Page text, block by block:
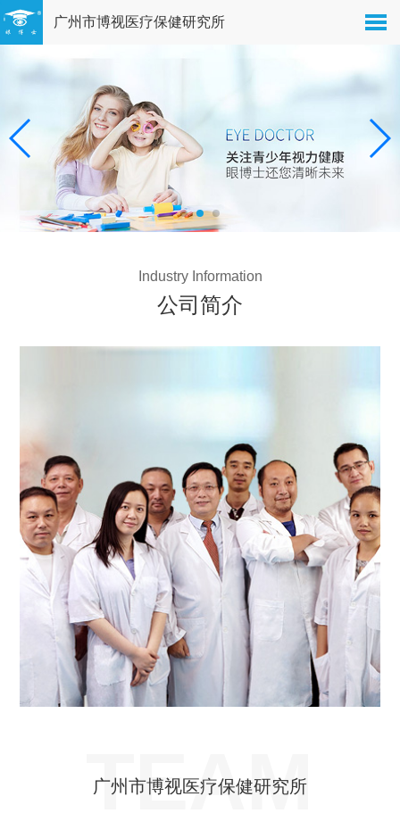
广州市博视医疗保健研究所
Industry Information
公司简介
TEAM
广州市博视医疗保健研究所